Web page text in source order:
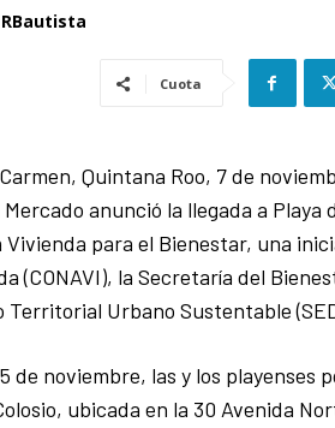
Cuota
Quintana Roo, 7 de
anunció la llegada a
Vivienda para el Bienestar, una
(CONAVI), la Secretaría del
Territorial Urbano Sustentable
de noviembre, las y los
ubicada en la 30 Avenida